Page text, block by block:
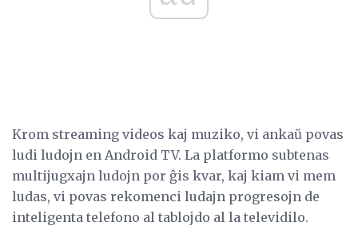
Krom streaming videos kaj muziko, vi ankaŭ povas
ludi ludojn en Android TV. La platformo subtenas
multijugxajn ludojn por ĝis kvar, kaj kiam vi mem
ludas, vi povas rekomenci ludajn progresojn de
inteligenta telefono al tablojdo al la televidilo.